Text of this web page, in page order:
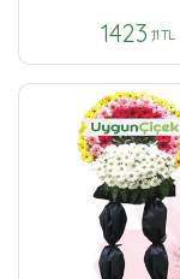
1423 ,11 TL